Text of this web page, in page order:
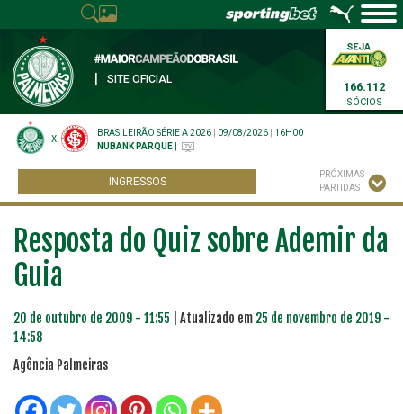
SITE OFICIAL
166.112
SÓCIOS
X
BRASILEIRÃO SÉRIE A 2026 09/08/2026
16H00
NUBANK PARQUE
INGRESSOS
PRÓXIMAS
PARTIDAS
Resposta do Quiz sobre Ademir da
Guia
20 de outubro de 2009 - 11:55 | Atualizado em 25 de novembro de 2019 -
14:58
Agência Palmeiras